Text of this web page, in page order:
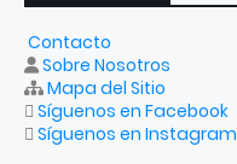
Contacto
Sobre Nosotros
Mapa del Sitio
Síguenos en Facebook
Síguenos en Instagram